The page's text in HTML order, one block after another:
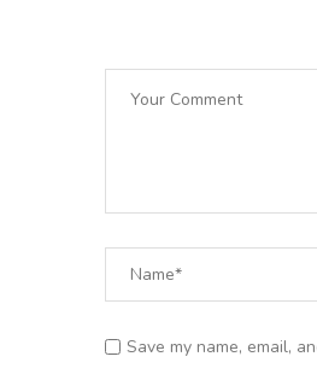
Save my name, email,